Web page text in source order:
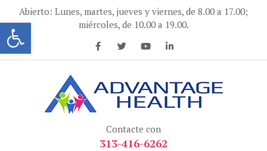
Abrir la barra de herramientas
contenido
Abierto: Lunes, martes, jueves y viernes, de 8.00 a 17.00;
miércoles, de 10.00 a 19.00.
Contacte con
313-416-6262